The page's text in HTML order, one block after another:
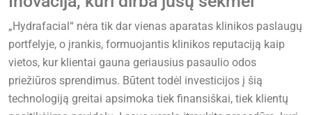
„Hydrafacial“ nėra tik dar vienas aparatas klinikos paslaugų
portfelyje, o įrankis, formuojantis klinikos reputaciją kaip
vietos, kur klientai gauna geriausius pasaulio odos
priežiūros sprendimus. Būtent todėl investicijos į šią
technologiją greitai apsimoka tiek finansiškai, tiek klientų